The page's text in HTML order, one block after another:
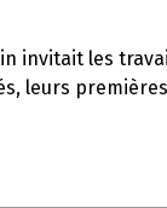
invitait les
leurs